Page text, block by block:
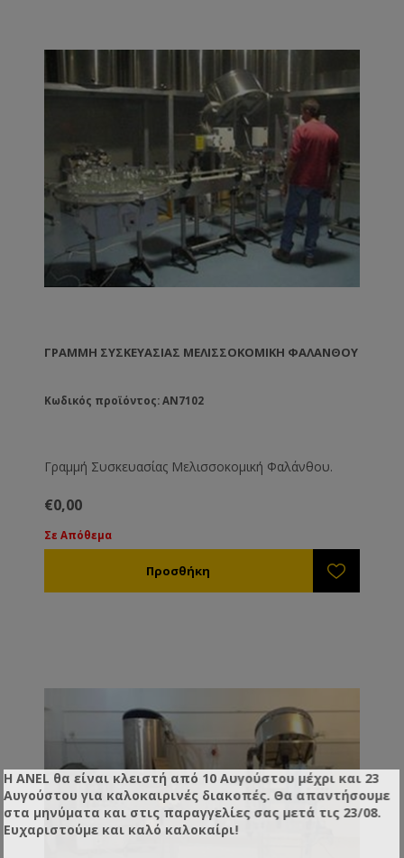
ΓΡΑΜΜΉ ΣΥΣΚΕΥΑΣΊΑΣ ΜΕΛΙΣΣΟΚΟΜΙΚΉ ΦΑΛΆΝΘΟΥ
Κωδικός προϊόντος: AN7102
Γραμμή Συσκευασίας Μελισσοκομική Φαλάνθου.
€0,00
Σε Απόθεμα
Η ANEL θα είναι κλειστή από 10 Αυγούστου μέχρι και 23
Αυγούστου για καλοκαιρινές διακοπές. Θα απαντήσουμε
στα μηνύματα και στις παραγγελίες σας μετά τις 23/08.
Ευχαριστούμε και καλό καλοκαίρι!